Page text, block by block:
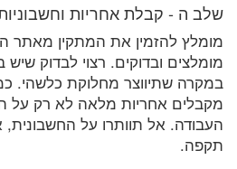
שלב ה - קבלת אחריות
מומלץ להזמין את המתקין מאתר
מומלצים ובדוקים. רצוי לבדוק
במקרה שתיווצר מחלוקת כלשהי.
מקבלים אחריות מלאה לא רק על
העבודה. אל תוותרו על
תקפה.